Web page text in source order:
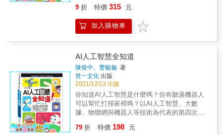
的時尚建築！ ◎達人酷炫技巧總整理 超過100
生存小技巧年度大集結，每個技巧好好學，你
也可以成為麥塊達人！
& 常看Minecraft實況主影片的玩家們，是否都
覺得他們的操作都神乎其技，蓋得建築又都這
麼漂亮逼真，自己好像很難做到跟他們一樣？
懂的圖解方式，告訴大家他們在生存冒險，還
有紅石建築上是怎麼玩的，你只要看著書一起
做，也有機會和他們一樣厲害喔！ & ★家長需
要了解的Minecraft小常識： @甚麼是Minecraft
Minecraft(中譯：我的世界）是一款由微軟旗下
Mojang Studio所開發的遊戲，主要發行在電
腦、手機和家用主機(Switch、PS34)等硬體平
台上。遊戲玩法非常自由多元，簡單來說可以
將其一部分想成是電子版樂高，因為遊戲世界
9 折 特價 315 元
加入購物車
AI人工智慧全知道
陳俊中、曹毓倫 著
世一文化 出版
2021/12/13 出版
你知道AI人工智慧是什麼嗎？你有聽過機器人
可以幫忙打掃家裡嗎？以AI人工智慧、大數
據、物聯網與機器人等技術為代表的第四次工
顯易懂的說明與圖片，希望讓孩子們建立相關
79 折 特價 198 元